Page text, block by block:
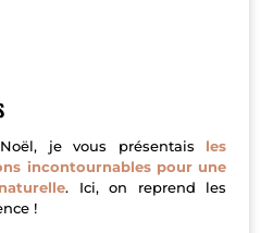
je vous présentais les
incontournables pour une
. Ici, on reprend les
!